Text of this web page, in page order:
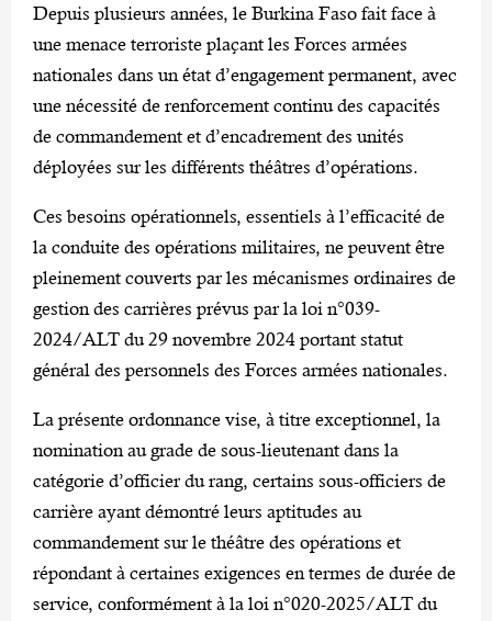
Depuis plusieurs années, le Burkina Faso fait face à
une menace terroriste plaçant les Forces armées
nationales dans un état d’engagement permanent, avec
une nécessité de renforcement continu des capacités
de commandement et d’encadrement des unités
déployées sur les différents théâtres d’opérations.
Ces besoins opérationnels, essentiels à l’efficacité de
la conduite des opérations militaires, ne peuvent être
pleinement couverts par les mécanismes ordinaires de
gestion des carrières prévus par la loi n°039-
2024/ALT du 29 novembre 2024 portant statut
général des personnels des Forces armées nationales.
La présente ordonnance vise, à titre exceptionnel, la
nomination au grade de sous-lieutenant dans la
catégorie d’officier du rang, certains sous-officiers de
carrière ayant démontré leurs aptitudes au
commandement sur le théâtre des opérations et
répondant à certaines exigences en termes de durée de
service, conformément à la loi n°020-2025/ALT du